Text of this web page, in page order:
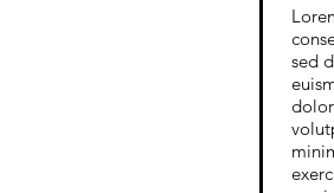
sed